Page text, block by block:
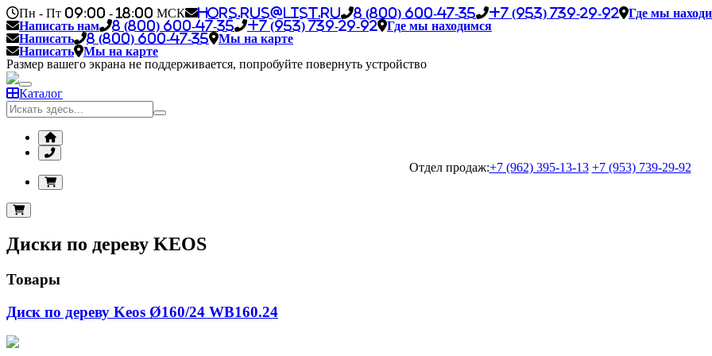
Пн - Пт 09:00 - 18:00 МСК hors.rus@list.ru 8 (800) 600-47-35 +7 (953) 739-29-92
Где мы
Написать нам
8 (800) 600-47-35 +7 (953) 739-29-92
Где мы находимся
Написать
8 (800) 600-47-35
Мы на карте
Написать
Мы на карте
Размер вашего экрана не поддерживается, попробуйте повернуть устройство
Каталог
Отдел продаж:+7 (962) 395-13-13 +7 (953) 739-29-92
Диски по дереву KEOS
Товары
Диск по дереву Keos Ø160/24 WB160.24